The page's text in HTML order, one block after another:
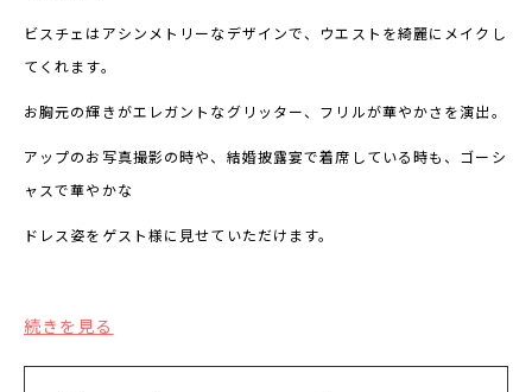
ビスチェはアシンメトリーなデザインで、ウエストを綺麗にメイクし
てくれます。
お胸元の輝きがエレガントなグリッター、フリルが華やかさを演出。
アップのお写真撮影の時や、結婚披露宴で着席している時も、ゴーシ
ャスで華やかな
ドレス姿をゲスト様に見せていただけます。
続きを見る